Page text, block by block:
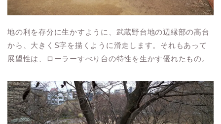
地の利を存分に生かすように、武蔵野台地の辺縁部の高台
から、大きくS字を描くように滑走します。それもあって
展望性は、ローラーすべり台の特性を生かす優れたもの。